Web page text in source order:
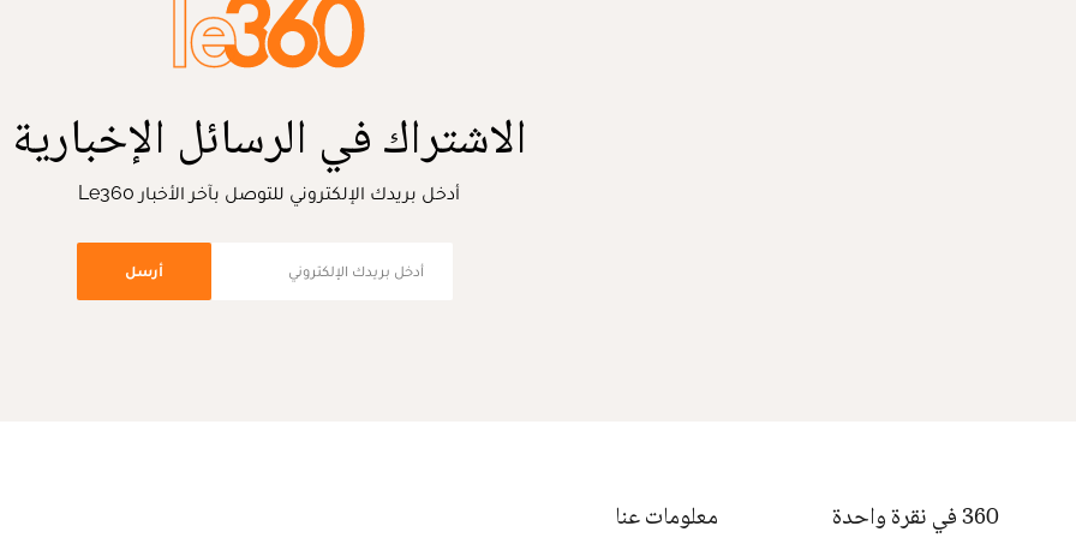
الاشتراك في الرسائل الإخبارية
أدخل بريدك الإلكتروني للتوصل بآخر الأخبار Le360
أرسل
360 في نقرة واحدة معلومات عنا